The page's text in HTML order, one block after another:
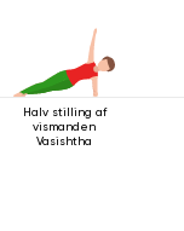
Halv stilling af
vismanden
Vasishtha